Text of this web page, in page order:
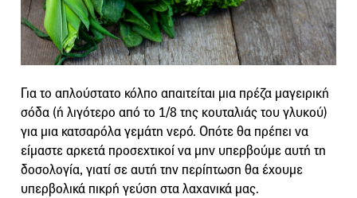
Για το απλούστατο κόλπο απαιτείται μια πρέζα μαγειρική
σόδα (ή λιγότερο από το 1/8 της κουταλιάς του γλυκού)
για μια κατσαρόλα γεμάτη νερό. Οπότε θα πρέπει να
είμαστε αρκετά προσεχτικοί να μην υπερβούμε αυτή τη
δοσολογία, γιατί σε αυτή την περίπτωση θα έχουμε
υπερβολικά πικρή γεύση στα λαχανικά μας.